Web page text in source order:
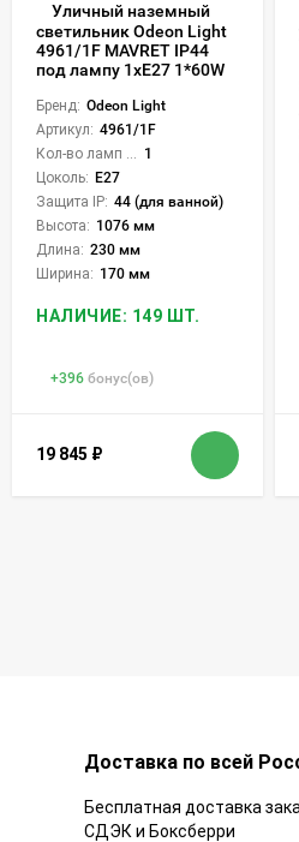
Уличный наземный
светильник Odeon Light
4961/1F MAVRET IP44
под лампу 1xE27 1*60W
Бренд: Odeon Light
Артикул: 4961/1F
1
Цоколь: E27
Защита IP: 44 (для ванной)
Высота: 1076 мм
Длина: 230 мм
Ширина: 170 мм
НАЛИЧИЕ: 149 ШТ.
+396 бонус(ов)
19 845 ₽
Доставка по всей
Бесплатная доставка
СДЭК и Боксберри